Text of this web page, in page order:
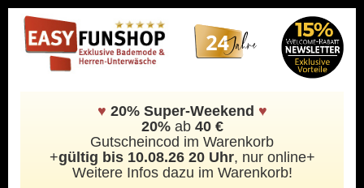
♥ 20% Super-Weekend ♥
20%ab 40 €
Gutscheincod im Warenkorb
+gültig bis 10.08.26 20 Uhr, nur online+
Weitere Infos dazu im Warenkorb!